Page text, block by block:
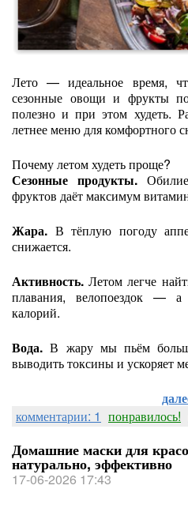
Лето — идеальное время,
сезонные овощи и фрукты
полезно и при этом худеть.
летнееменюдлякомфортного
Почемулетомхудетьпроще?
Сезонные продукты. Обилие
фруктов даётмаксимум
Жара. В тёплую погоду
снижается.
Активность. Летом легче
плавания, велопоездок — а
калорий.
Вода. В жарумыпьём
выводитьтоксиныи ускоряет
комментарии: 1 понравилось!
Домашние маски для
натурально, эффективно
17-06-2026 17:43